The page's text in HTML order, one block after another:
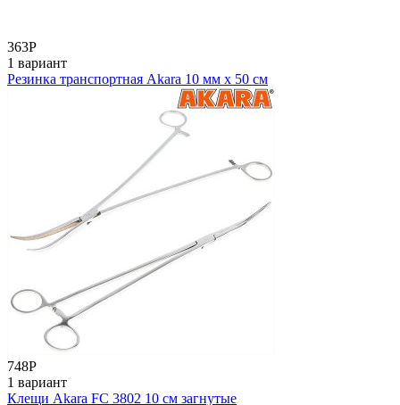
363Р
1 вариант
Резинка транспортная Akara 10 мм х 50 см
748Р
1 вариант
Клещи Akara FC 3802 10 см загнутые